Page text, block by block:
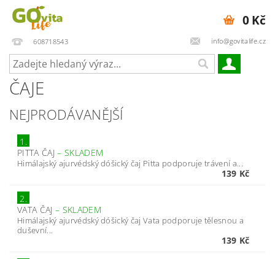
608718543 info@govitalife.cz
0 Kč
ČAJE
NEJPRODÁVANĚJŠÍ
1.
PITTA ČAJ– SKLADEM
Himálajský ajurvédský dóšický čaj Pitta podporuje trávení a...
139 Kč
2.
VATA ČAJ– SKLADEM
Himálajský ajurvédský dóšický čaj Vata podporuje tělesnou a
duševní...
139 Kč